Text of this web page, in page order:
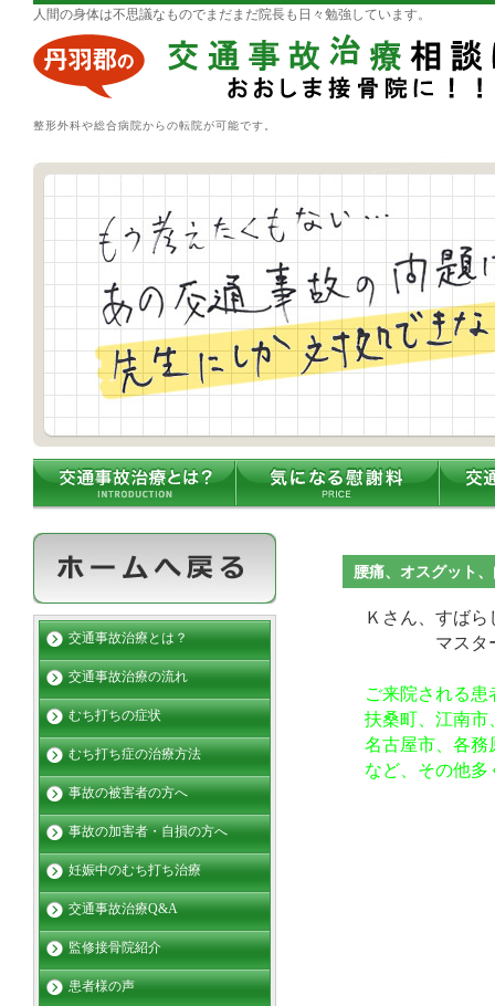
人間の身体は不思議なものでまだまだ院長も日々勉強しています。
整形外科や総合病院からの転院が可能です。
腰痛、オスグット
Ｋさん、すば
マスター
ご来院される患
扶桑町、江南市
名古屋市、各務
など、その他多
交通事故治療とは？
交通事故治療の流れ
むち打ちの症状
むち打ち症の治療方法
事故の被害者の方へ
事故の加害者・自損の方へ
妊娠中のむち打ち治療
交通事故治療Q&A
監修接骨院紹介
患者様の声